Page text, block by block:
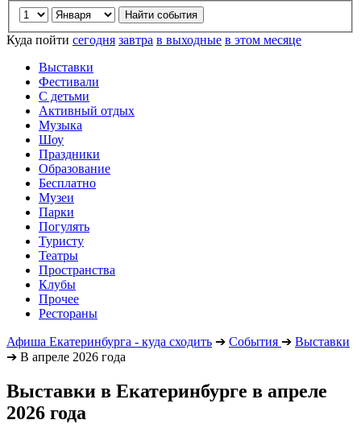
Куда пойти сегодня завтра в выходные в этом месяце
Выставки
Фестивали
С детьми
Активный отдых
Музыка
Шоу
Праздники
Образование
Бесплатно
Музеи
Парки
Погулять
Туристу
Театры
Пространства
Клубы
Прочее
Рестораны
Афиша Екатеринбурга - куда сходить ➔ События ➔ Выставки
➔ В апреле 2026 года
Выставки в Екатеринбурге в апреле
2026 года